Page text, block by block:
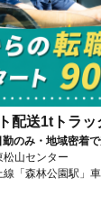
配送1tトラッ
のみ・地域密着
山センター
「森林公園駅」